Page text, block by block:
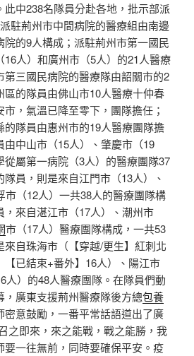
中238名隊員分赴各地，批示部派
駐荊州市中間病院的醫療組由南邊
的9人構成；派駐荊州市第一國民
人）和廣州市（5人）的21人醫療
第三國民病院的醫療隊由韶關市的2
的隊員由佛山市10人醫療十仲春
，氣溫已降至零下，團隊擔任；
的隊員由惠州市的19人醫療團隊擔
中山市（15人）、肇慶市（19
從屬第一病院（3人）的醫療團隊37
員，則是來自江門市（13人）、
市（12人）一共38人的醫療團隊構
，來自湛江市（17人）、潮州市
市（17人）醫療團隊構成，一共53
來自珠海市（【穿越/更生】紅刺北
【已結束+番外】16人）、陽江市
人）的48人醫療團隊。在隊員們動
，廣東支援荊州醫療隊後方總包養
密意鼓勵，一番平常話語道出了廣
之即來，來之能戰，戰之能勝，我
要一往無前，同時要確保平安。疫